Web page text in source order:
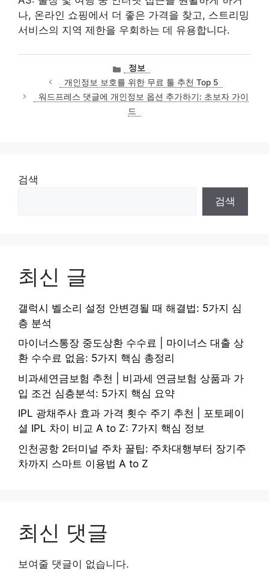
나, 온라인 쇼핑에서 더 좋은 가격을 찾고, 스트리밍
서비스의 지역 제한을 우회하는 데 유용합니다.
카
테
고
리
정보
개인정보 보호를 위한 무료 툴 추천 Top 5
워드프레스 댓글에 개인정보 옵션 추가하기: 초보자 가이
드
검색
검색
최신 글
갤럭시 벨소리 설정 안변경될 때 해결법: 5가지 심
층 분석
마이너스통장 중도상환 수수료 | 마이너스 대출 상
환 수수료 없음: 5가지 핵심 총정리
비과세연금보험 추천 | 비과세 연금보험 상품과 가
입 조건 심층분석: 5가지 핵심 요약
IPL 광채주사 효과 가격 횟수 주기 추천 | 포토페이
셜 IPL 차이 비교 A to Z: 7가지 핵심 정보
인천공항 2터미널 주차 꿀팁: 주차대행부터 장기주
차까지 스마트 이용법 A to Z
최신 댓글
보여줄 댓글이 없습니다.